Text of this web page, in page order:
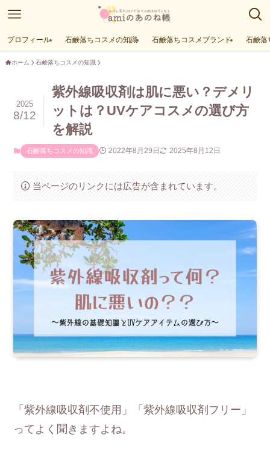
プロフィール 石鹸落ちコスメの知識 石鹸落ちコスメブランド 石鹸落
ホーム 石鹸落ちコスメの知識
紫外線吸収剤は肌に悪い？デメリ
ットは？UVケアコスメの選び方
を解説
2025
8/12
石鹸落ちコスメの知識 2022年8月29日 2025年8月12日
当ページのリンクには広告が含まれています。
「紫外線吸収剤不使用」「紫外線吸収剤フリー」
ってよく聞きますよね。